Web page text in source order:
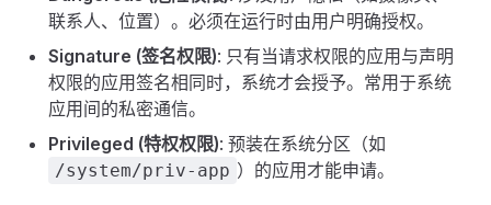
联系人、位置）。必须在运行时由用户明确授权。
Signature (签名权限): 只有当请求权限的应用与声明
权限的应用签名相同时，系统才会授予。常用于系统
应用间的私密通信。
Privileged (特权权限): 预装在系统分区（如
/system/priv-app ）的应用才能申请。